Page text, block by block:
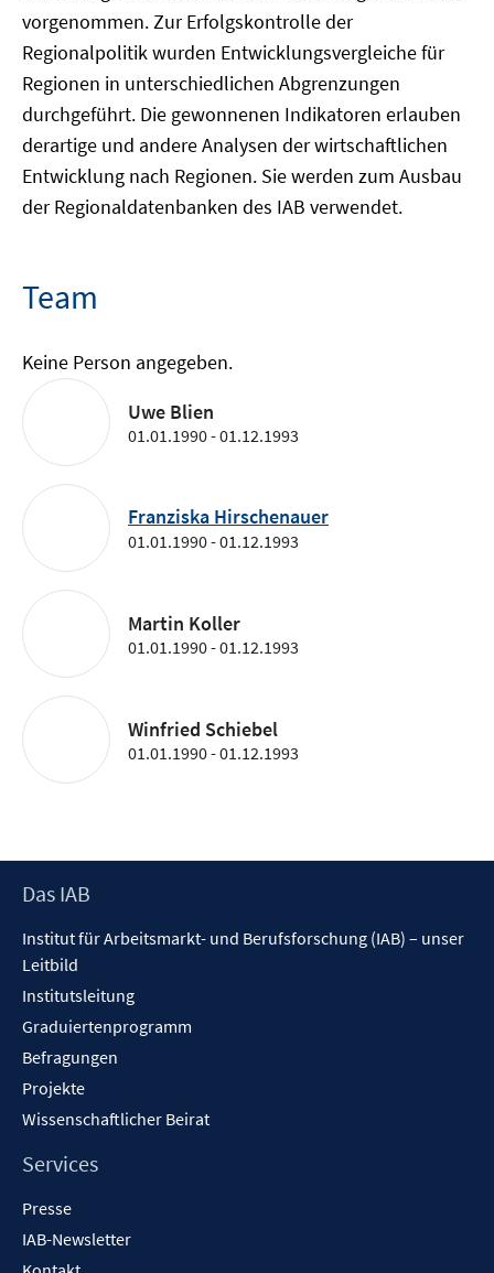
vorgenommen. Zur Erfolgskontrolle der
Regionalpolitik wurden Entwicklungsvergleiche für
Regionen in unterschiedlichen Abgrenzungen
durchgeführt. Die gewonnenen Indikatoren erlauben
derartige und andere Analysen der wirtschaftlichen
Entwicklung nach Regionen. Sie werden zum Ausbau
der Regionaldatenbanken des IAB verwendet.
Team
Keine Person angegeben.
Uwe Blien
01.01.1990 - 01.12.1993
Franziska Hirschenauer
01.01.1990 - 01.12.1993
Martin Koller
01.01.1990 - 01.12.1993
Winfried Schiebel
01.01.1990 - 01.12.1993
Footer
Das IAB
Institut für Arbeitsmarkt- und Berufsforschung (IAB) – unser
Leitbild
Institutsleitung
Graduiertenprogramm
Befragungen
Projekte
Wissenschaftlicher Beirat
Services
Presse
IAB-Newsletter